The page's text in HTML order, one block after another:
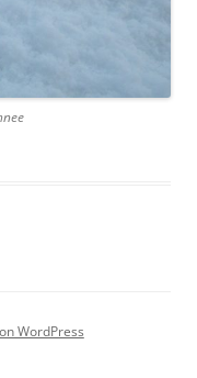
WordPress